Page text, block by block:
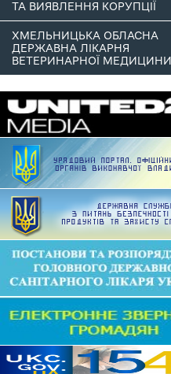
ТА ВИЯВЛЕННЯ КОРУПЦІЇ
ХМЕЛЬНИЦЬКА ОБЛАСНА
ДЕРЖАВНА ЛІКАРНЯ
ВЕТЕРИНАРНОЇ МЕДИЦИНИ